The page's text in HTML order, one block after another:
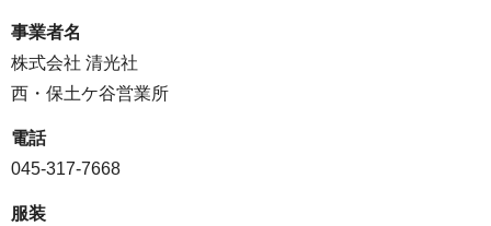
事業者名
株式会社 清光社
西・保土ケ谷営業所
電話
045-317-7668
服装